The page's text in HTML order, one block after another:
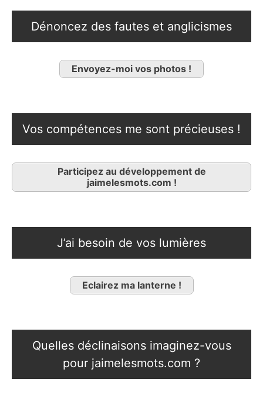
Dénoncez des fautes et anglicismes
Envoyez-moi vos photos !
Vos compétences me sont précieuses !
Participez au développement de
jaimelesmots.com !
J’ai besoin de vos lumières
Eclairez ma lanterne !
Quelles déclinaisons imaginez-vous
pour jaimelesmots.com ?